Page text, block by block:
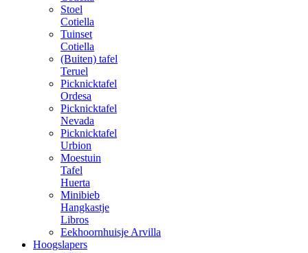
Stoel
Cotiella
Tuinset
Cotiella
(Buiten) tafel
Teruel
Picknicktafel
Ordesa
Picknicktafel
Nevada
Picknicktafel
Urbion
Moestuin
Tafel
Huerta
Minibieb
Hangkastje
Libros
Eekhoornhuisje Arvilla
Hoogslapers